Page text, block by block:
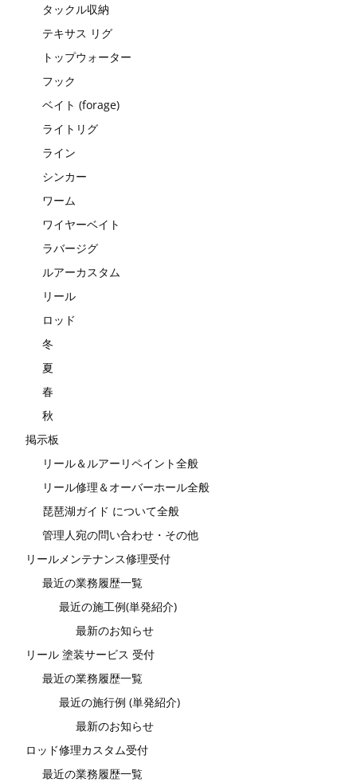
タックル収納
テキサス リグ
トップウォーター
フック
ベイト (forage)
ライトリグ
ライン
シンカー
ワーム
ワイヤーベイト
ラバージグ
ルアーカスタム
リール
ロッド
冬
夏
春
秋
掲示板
リール＆ルアーリペイント全般
リール修理＆オーバーホール全般
琵琶湖ガイド について全般
管理人宛の問い合わせ・その他
リールメンテナンス修理受付
最近の業務履歴一覧
最近の施工例(単発紹介)
最新のお知らせ
リール 塗装サービス 受付
最近の業務履歴一覧
最近の施行例 (単発紹介)
最新のお知らせ
ロッド修理カスタム受付
最近の業務履歴一覧